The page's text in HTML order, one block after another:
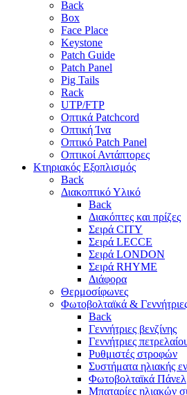
Back
Box
Face Place
Keystone
Patch Guide
Patch Panel
Pig Tails
Rack
UTP/FTP
Οπτικά Patchcord
Οπτική Ίνα
Οπτικό Patch Panel
Οπτικοί Αντάπτορες
Κτηριακός Εξοπλισμός
Back
Διακοπτικό Υλικό
Back
Διακόπτες και πρίζες
Σειρά CITY
Σειρά LECCE
Σειρά LONDON
Σειρά RHYME
Διάφορα
Θερμοσίφωνες
Φωτοβολταϊκά &
Back
Γεννήτριες βενζίνης
Γεννήτριες
Ρυθμιστές στροφών
Συστήματα ηλιακής
Φωτοβολταϊκά Πάνελ
Μπαταρίες ηλιακών